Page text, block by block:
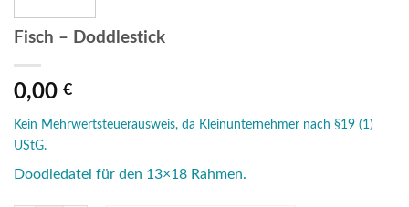
Fisch – Doddlestick
0,00 €
Kein Mehrwertsteuerausweis, da Kleinunternehmer nach §19 (1)
UStG.
Doodledatei für den 13×18 Rahmen.